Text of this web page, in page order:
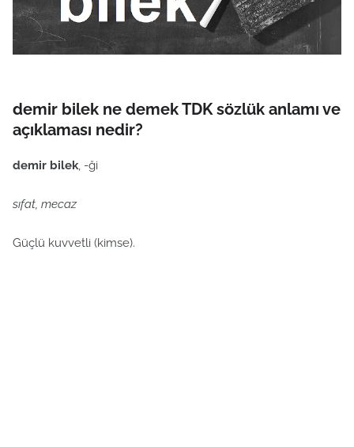
demir bilek ne demek TDK sözlük anlamı ve
açıklaması nedir?
demir bilek, -ği
sıfat, mecaz
Güçlü kuvvetli (kimse).